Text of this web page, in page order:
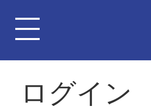
ログイン